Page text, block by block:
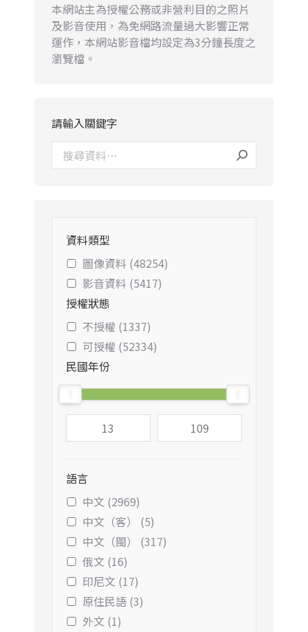
本網站主為授權公務或非營利目的之照片
及影音使用，為免網路流量過大影響正常
運作，本網站影音檔均設定為3分鐘長度之
瀏覽檔。
請輸入關鍵字
資料類型
圖像資料 (48254)
影音資料 (5417)
授權狀態
不授權 (1337)
可授權 (52334)
民國年份
語言
中文 (2969)
中文（客） (5)
中文（閩） (317)
俄文 (16)
印尼文 (17)
原住民語 (3)
外文 (1)